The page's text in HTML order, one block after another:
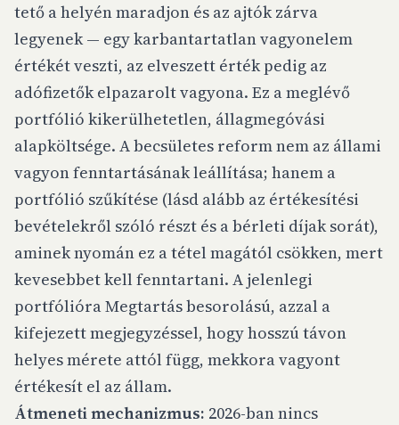
tető a helyén maradjon és az ajtók zárva
legyenek — egy karbantartatlan vagyonelem
értékét veszti, az elveszett érték pedig az
adófizetők elpazarolt vagyona. Ez a meglévő
portfólió kikerülhetetlen, állagmegóvási
alapköltsége. A becsületes reform nem az állami
vagyon fenntartásának leállítása; hanem a
portfólió szűkítése (lásd alább az értékesítési
bevételekről szóló részt és a bérleti díjak sorát),
aminek nyomán ez a tétel magától csökken, mert
kevesebbet kell fenntartani. A jelenlegi
portfólióra Megtartás besorolású, azzal a
kifejezett megjegyzéssel, hogy hosszú távon
helyes mérete attól függ, mekkora vagyont
értékesít el az állam.
Átmeneti mechanizmus: 2026-ban nincs